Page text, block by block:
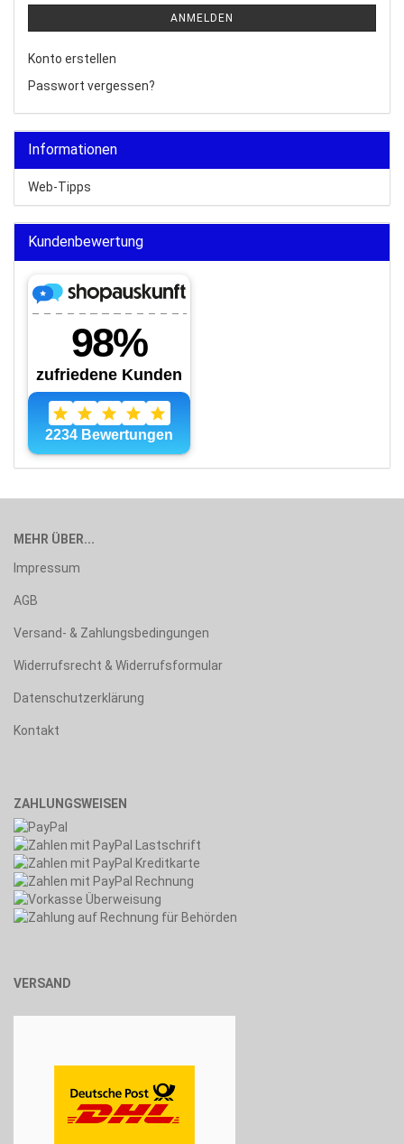
ANMELDEN
Konto erstellen
Passwort vergessen?
Informationen
Web-Tipps
Kundenbewertung
MEHR ÜBER...
Impressum
AGB
Versand- & Zahlungsbedingungen
Widerrufsrecht & Widerrufsformular
Datenschutzerklärung
Kontakt
ZAHLUNGSWEISEN
VERSAND